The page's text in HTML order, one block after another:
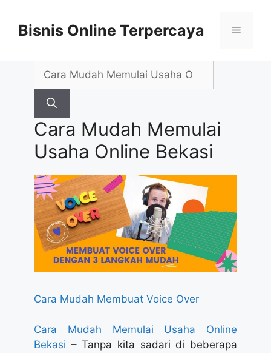
contentBisnis Online Terpercaya Menu
Search
Cara Mudah Memulai
Usaha Online Bekasi
Cara Mudah Membuat Voice Over
Cara Mudah Memulai Usaha Online
Bekasi – Tanpa kita sadari di beberapa